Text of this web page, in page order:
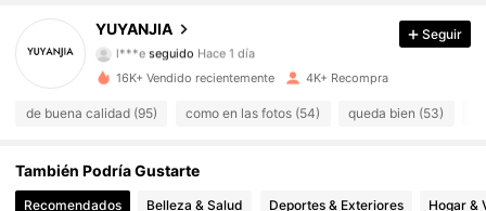
YUYANJIA
4.84
l***e seguido Hace 1 día
4.84
4.84 723 Seguidores
4.84 723 Seguidores
Seguir
16K+ Vendido recientemente 4K+ Recompra
de buena calidad (95) como en las fotos (54) queda bien (53)
También Podría Gustarte
Recomendados Belleza & Salud Deportes & Exteriores Hogar &